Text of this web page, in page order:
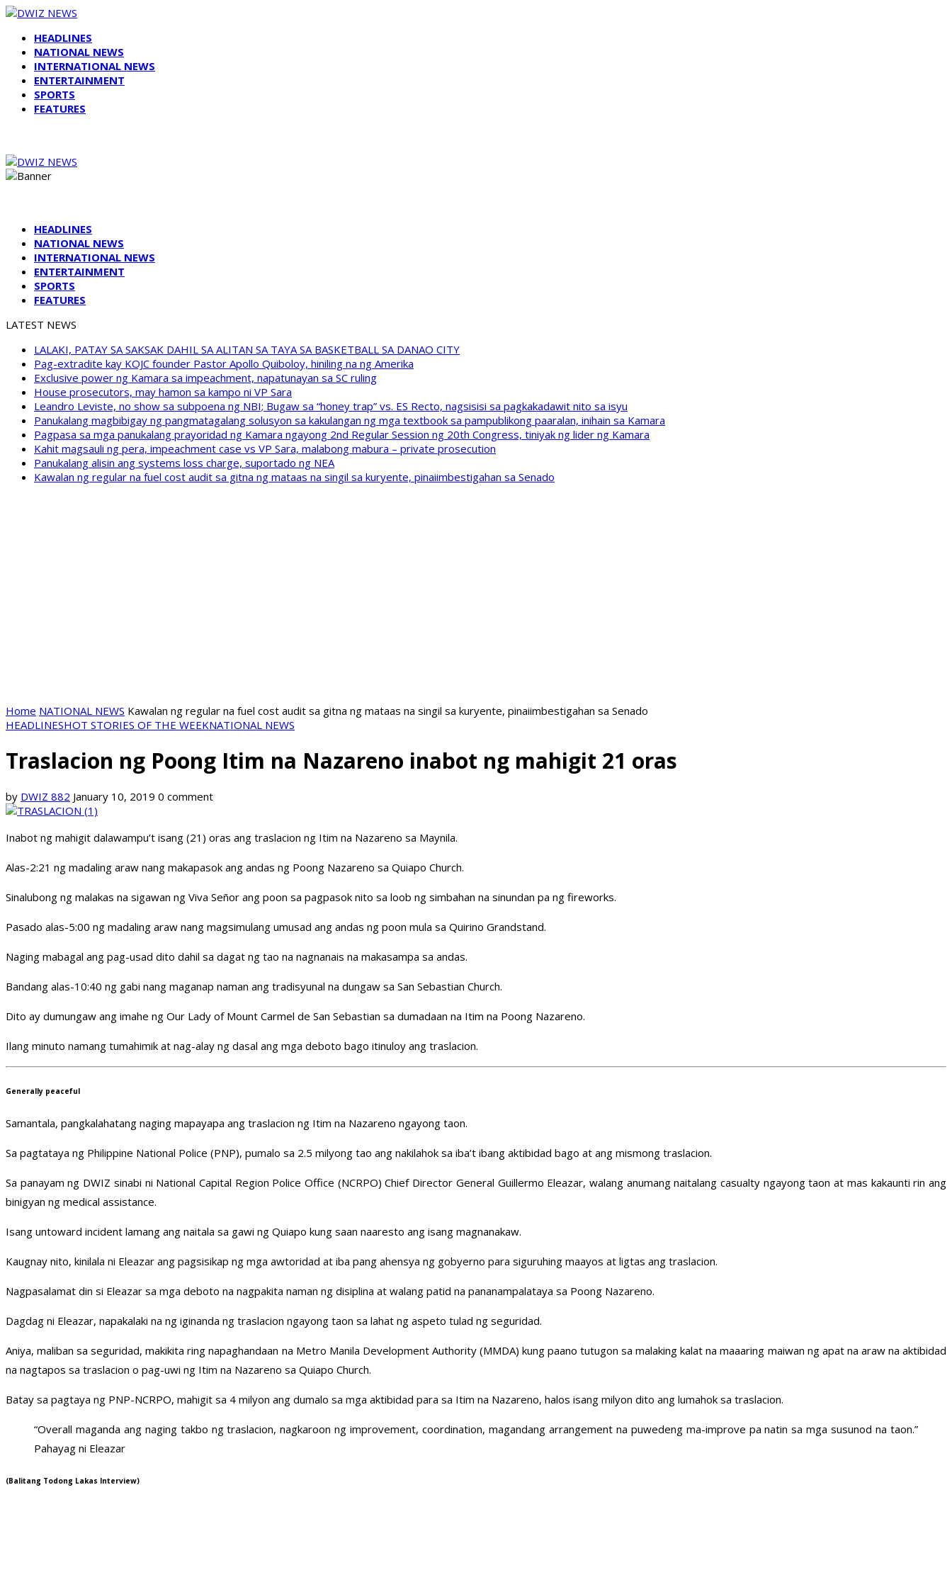
HEADLINES
NATIONAL NEWS
INTERNATIONAL NEWS
ENTERTAINMENT
SPORTS
FEATURES
HEADLINES
NATIONAL NEWS
INTERNATIONAL NEWS
ENTERTAINMENT
SPORTS
FEATURES
LATEST NEWS
LALAKI, PATAY SA SAKSAK DAHIL SA ALITAN SA TAYA SA BASKETBALL SA DANAO CITY
Pag-extradite kay KOJC founder Pastor Apollo Quiboloy, hiniling na ng Amerika
Exclusive power ng Kamara sa impeachment, napatunayan sa SC ruling
House prosecutors, may hamon sa kampo ni VP Sara
Leandro Leviste, no show sa subpoena ng NBI; Bugaw sa “honey trap” vs. ES Recto, nagsisisi sa pagkakadawit nito sa isyu
Panukalang magbibigay ng pangmatagalang solusyon sa kakulangan ng mga textbook sa pampublikong paaralan, inihain sa Kamara
Pagpasa sa mga panukalang prayoridad ng Kamara ngayong 2nd Regular Session ng 20th Congress, tiniyak ng lider ng Kamara
Kahit magsauli ng pera, impeachment case vs VP Sara, malabong mabura – private prosecution
Panukalang alisin ang systems loss charge, suportado ng NEA
Kawalan ng regular na fuel cost audit sa gitna ng mataas na singil sa kuryente, pinaiimbestigahan sa Senado
Home NATIONAL NEWS Kawalan ng regular na fuel cost audit sa gitna ng mataas na singil sa kuryente, pinaiimbestigahan sa Senado
HEADLINESHOT STORIES OF THE WEEKNATIONAL NEWS
Traslacion ng Poong Itim na Nazareno inabot ng mahigit 21 oras
by DWIZ 882 January 10, 2019 0 comment
Inabot ng mahigit dalawampu’t isang (21) oras ang traslacion ng Itim na Nazareno sa Maynila.
Alas-2:21 ng madaling araw nang makapasok ang andas ng Poong Nazareno sa Quiapo Church.
Sinalubong ng malakas na sigawan ng Viva Señor ang poon sa pagpasok nito sa loob ng simbahan na sinundan pa ng fireworks.
Pasado alas-5:00 ng madaling araw nang magsimulang umusad ang andas ng poon mula sa Quirino Grandstand.
Naging mabagal ang pag-usad dito dahil sa dagat ng tao na nagnanais na makasampa sa andas.
Bandang alas-10:40 ng gabi nang maganap naman ang tradisyunal na dungaw sa San Sebastian Church.
Dito ay dumungaw ang imahe ng Our Lady of Mount Carmel de San Sebastian sa dumadaan na Itim na Poong Nazareno.
Ilang minuto namang tumahimik at nag-alay ng dasal ang mga deboto bago itinuloy ang traslacion.
Generally peaceful
Samantala, pangkalahatang naging mapayapa ang traslacion ng Itim na Nazareno ngayong taon.
Sa pagtataya ng Philippine National Police (PNP), pumalo sa 2.5 milyong tao ang nakilahok sa iba’t ibang aktibidad bago at ang mismong traslacion.
Sa panayam ng DWIZ sinabi ni National Capital Region Police Office (NCRPO) Chief Director General Guillermo Eleazar, walang anumang naitalang casualty ngayong taon at mas kakaunti rin ang
binigyan ng medical assistance.
Isang untoward incident lamang ang naitala sa gawi ng Quiapo kung saan naaresto ang isang magnanakaw.
Kaugnay nito, kinilala ni Eleazar ang pagsisikap ng mga awtoridad at iba pang ahensya ng gobyerno para siguruhing maayos at ligtas ang traslacion.
Nagpasalamat din si Eleazar sa mga deboto na nagpakita naman ng disiplina at walang patid na pananampalataya sa Poong Nazareno.
Dagdag ni Eleazar, napakalaki na ng iginanda ng traslacion ngayong taon sa lahat ng aspeto tulad ng seguridad.
Aniya, maliban sa seguridad, makikita ring napaghandaan na Metro Manila Development Authority (MMDA) kung paano tutugon sa malaking kalat na maaaring maiwan ng apat na araw na aktibidad
na nagtapos sa traslacion o pag-uwi ng Itim na Nazareno sa Quiapo Church.
Batay sa pagtaya ng PNP-NCRPO, mahigit sa 4 milyon ang dumalo sa mga aktibidad para sa Itim na Nazareno, halos isang milyon dito ang lumahok sa traslacion.
“Overall maganda ang naging takbo ng traslacion, nagkaroon ng improvement, coordination, magandang arrangement na puwedeng ma-improve pa natin sa mga susunod na taon.”
Pahayag ni Eleazar
(Balitang Todong Lakas Interview)